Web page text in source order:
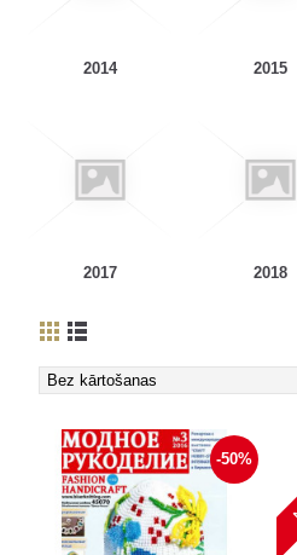
2014 2015
2017 2018
-50%